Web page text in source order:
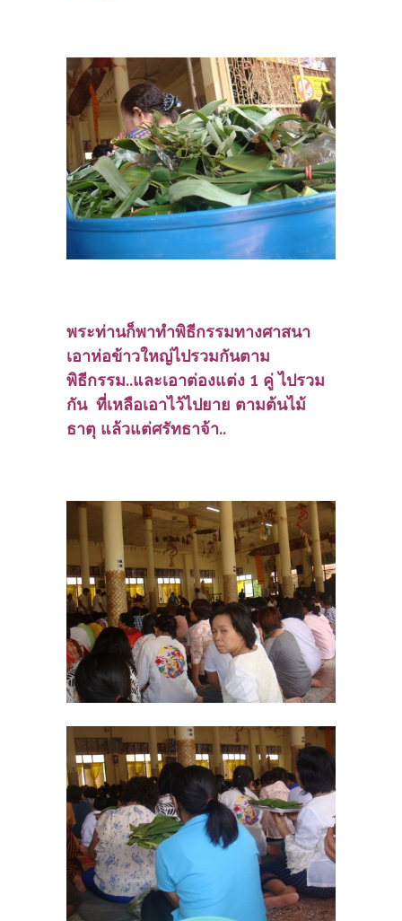
พระท่านก็พาทำพิธีกรรมทางศาสนา
เอาห่อข้าวใหญ่ไปรวมกันตาม
พิธีกรรม..และเอาต่องแต่ง 1 คู่ ไปรวม
กัน ที่เหลือเอาไว้ไปยาย ตามต้นไม้
ธาตุ แล้วแต่ศรัทธาจ้า..